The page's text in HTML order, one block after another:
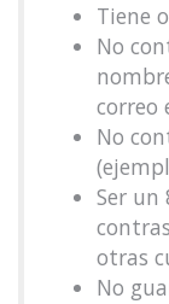
Tiene
No
correo
No
Ser un
otras
No